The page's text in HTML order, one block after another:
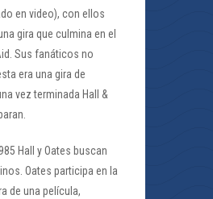
en video), con ellos
gira que culmina en el
Sus fanáticos no
era una gira de
vez terminada Hall &
Hall y Oates buscan
Oates participa en la
de una película,